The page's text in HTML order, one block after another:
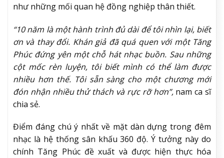
như những mối quan hệ đồng nghiệp thân thiết.
“10 năm là một hành trình đủ dài để tôi nhìn lại, biết
ơn và thay đổi. Khán giả đã quá quen với một Tăng
Phúc đứng yên một chỗ hát nhạc buồn. Sau những
cột mốc rèn luyện, tôi biết mình có thể làm được
nhiều hơn thế. Tôi sẵn sàng cho một chương mới
đón nhận nhiều thử thách và rực rỡ hơn”,nam ca sĩ
chia sẻ.
Điểm đáng chú ý nhất về mặt dàn dựng trong đêm
nhạc là hệ thống sân khấu 360 độ. Ý tưởng này do
chính Tăng Phúc đề xuất và được hiện thực hóa